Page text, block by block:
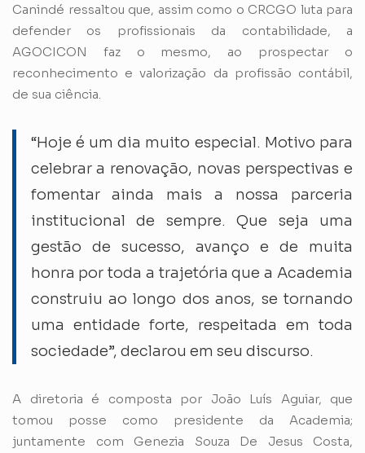
Canindé ressaltou que, assim como o CRCGO luta para
defender os profissionais da contabilidade, a
AGOCICON faz o mesmo, ao prospectar o
reconhecimento e valorização da profissão contábil,
de sua ciência.
“Hoje é um dia muito especial. Motivo para
celebrar a renovação, novas perspectivas e
fomentar ainda mais a nossa parceria
institucional de sempre. Que seja uma
gestão de sucesso, avanço e de muita
honra por toda a trajetória que a Academia
construiu ao longo dos anos, se tornando
uma entidade forte, respeitada em toda
sociedade”, declarou em seu discurso.
A diretoria é composta por João Luís Aguiar, que
tomou posse como presidente da Academia;
juntamente com Genezia Souza De Jesus Costa,